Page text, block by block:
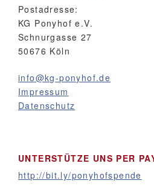
Postadresse:
KG Ponyhof e.V.
Schnurgasse 27
50676 Köln
info@kg-ponyhof.de
Impressum
Datenschutz
UNTERSTÜTZE UNS PER
http://bit.ly/ponyhofspende